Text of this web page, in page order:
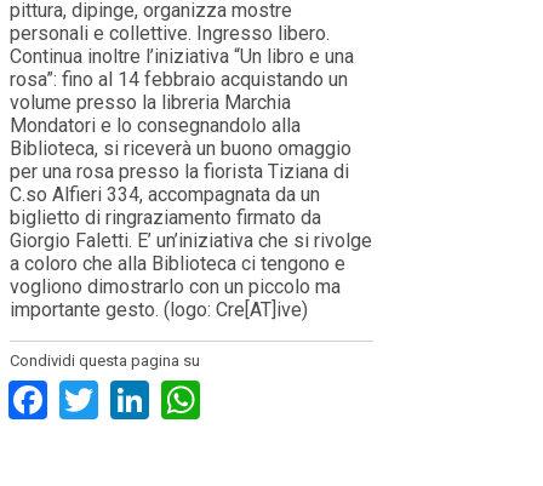
pittura, dipinge, organizza mostre
personali e collettive. Ingresso libero.
Continua inoltre l’iniziativa “Un libro e una
rosa”: fino al 14 febbraio acquistando un
volume presso la libreria Marchia
Mondatori e lo consegnandolo alla
Biblioteca, si riceverà un buono omaggio
per una rosa presso la fiorista Tiziana di
C.so Alfieri 334, accompagnata da un
biglietto di ringraziamento firmato da
Giorgio Faletti. E’ un’iniziativa che si rivolge
a coloro che alla Biblioteca ci tengono e
vogliono dimostrarlo con un piccolo ma
importante gesto. (logo: Cre[AT]ive)
Condividi questa pagina su
Facebook
TwitterLinkedIn